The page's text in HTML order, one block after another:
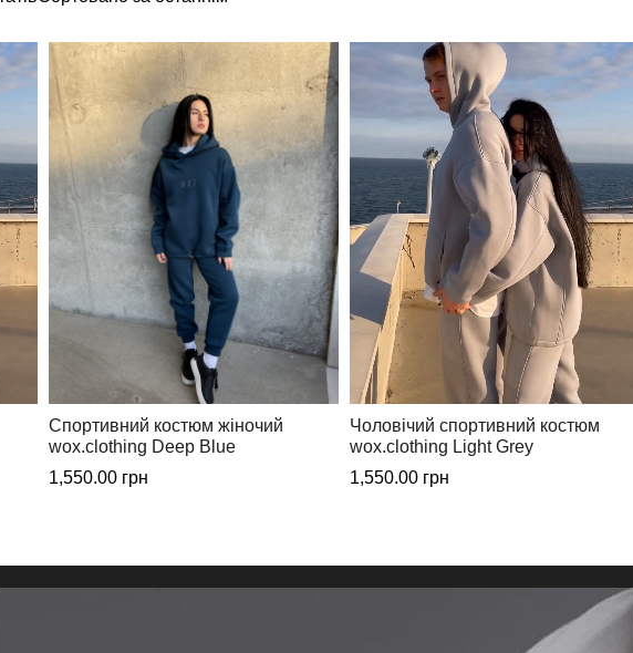
Спортивний костюм жіночий
wox.clothing Deep Blue
1,550.00 грн
Чоловічий спортивний костюм
wox.clothing Light Grey
1,550.00 грн